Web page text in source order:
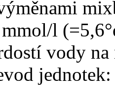
mmol/l
vody